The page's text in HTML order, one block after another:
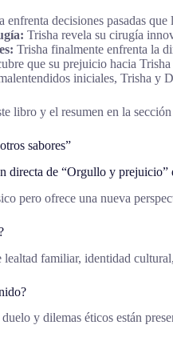
enfrenta decisiones pasadas
Trisha revela su cirugía
Trisha finalmente enfrenta la
que su prejuicio hacia
iniciales, Trisha y
libro y el resumen en la
sabores”
directa de “Orgullo y prejuicio”
pero ofrece una nueva
familiar, identidad
y dilemas éticos están